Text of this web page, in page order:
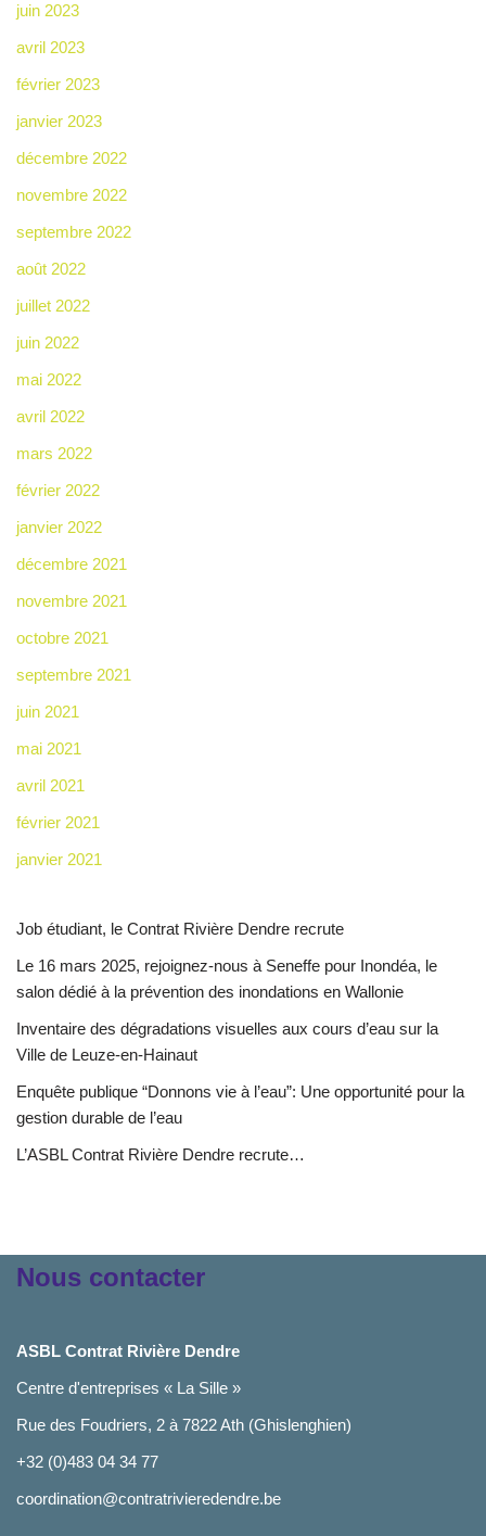
juin 2023
avril 2023
février 2023
janvier 2023
décembre 2022
novembre 2022
septembre 2022
août 2022
juillet 2022
juin 2022
mai 2022
avril 2022
mars 2022
février 2022
janvier 2022
décembre 2021
novembre 2021
octobre 2021
septembre 2021
juin 2021
mai 2021
avril 2021
février 2021
janvier 2021
Job étudiant, le Contrat Rivière Dendre recrute
Le 16 mars 2025, rejoignez-nous à Seneffe pour Inondéa, le
salon dédié à la prévention des inondations en Wallonie
Inventaire des dégradations visuelles aux cours d’eau sur la
Ville de Leuze-en-Hainaut
Enquête publique “Donnons vie à l’eau”: Une opportunité pour la
gestion durable de l’eau
L’ASBL Contrat Rivière Dendre recrute…
Nous contacter
ASBL Contrat Rivière Dendre
Centre d'entreprises « La Sille »
Rue des Foudriers, 2 à 7822 Ath (Ghislenghien)
+32 (0)483 04 34 77
coordination@contratrivieredendre.be